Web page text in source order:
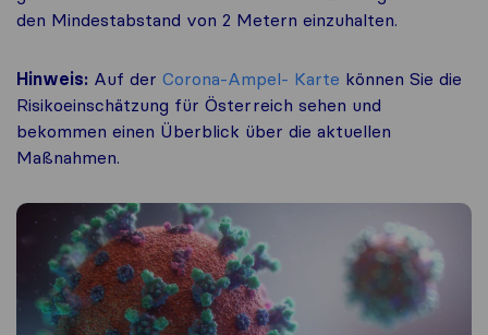
den Mindestabstand von 2 Metern einzuhalten.
Hinweis: Auf der Corona-Ampel- Karte können Sie die
Risikoeinschätzung für Österreich sehen und
bekommen einen Überblick über die aktuellen
Maßnahmen.